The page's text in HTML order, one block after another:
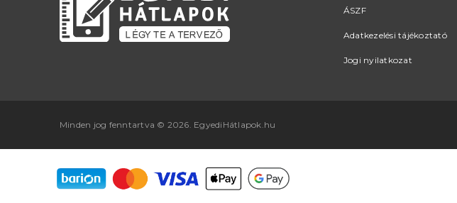
ÁSZF
Adatkezelési tájékoztató
Jogi nyilatkozat
Minden jog fenntartva © 2026. EgyediHátlapok.hu